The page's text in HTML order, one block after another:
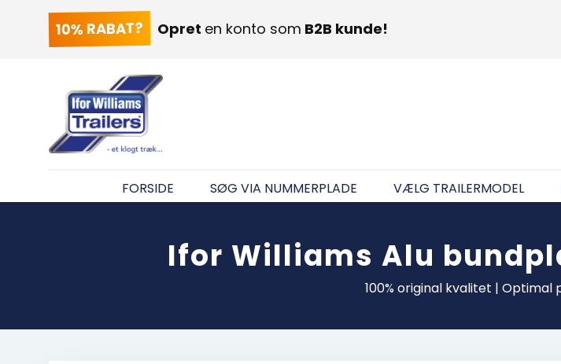
10% RABAT? Opret en konto som B2B kunde!
FORSIDE SØG VIA NUMMERPLADE VÆLG TRAILERMODEL
Ifor Williams Alu
100% original kvalitet | Optimal